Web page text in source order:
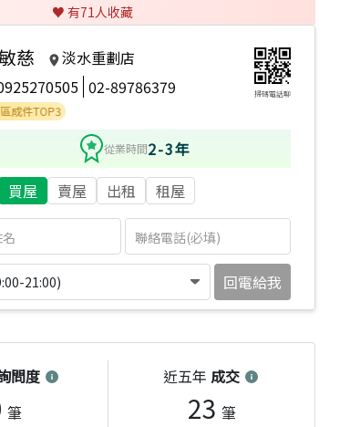
♥️ 有71人收藏
慈
淡水重劃店
02-89786379 掃碼電話聊
年4月區業績TOP3
從業時間2-3年
買屋 賣屋 出租 租屋
21:00) 回電給我
問度
筆
近五年 成交
23 筆